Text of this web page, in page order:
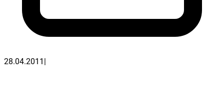
28.04.2011 |